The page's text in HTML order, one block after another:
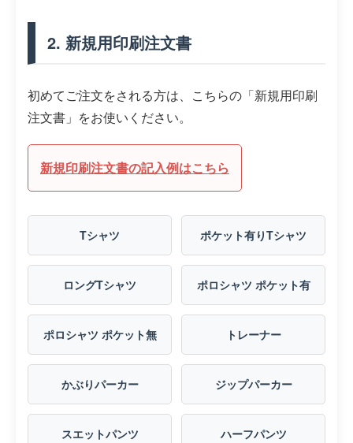
2. 新規用印刷注文書
初めてご注文をされる方は、こちらの「新規用印刷
注文書」をお使いください。
新規印刷注文書の記入例はこちら
Tシャツ ポケット有りTシャツ
ロングTシャツ ポロシャツ ポケット有
ポロシャツ ポケット無 トレーナー
かぶりパーカー ジップパーカー
スエットパンツ ハーフパンツ